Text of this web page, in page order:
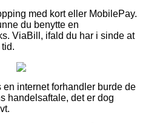
med kort eller MobilePay.
du benytte en
ViaBill, ifald du har i sinde at
en internet forhandler burde de
handelsaftale, det er dog